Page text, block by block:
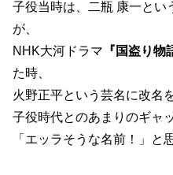
子役当時は、二瓶 康一とい
が、
NHK大河ドラマ 『国盗り物
た時、
火野正平という芸名に改名
子役時代とのあまりのギャ
「エッラそうな名前！」と